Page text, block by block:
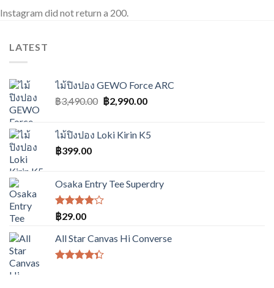
Instagram did not return a 200.
LATEST
ไม้ปิงปอง GEWO Force ARC
฿3,490.00 Original
฿3,490.00.
฿2,990.00Current
฿2,990.00.
ไม้ปิงปอง Loki Kirin K5
฿399.00
Osaka Entry Tee Superdry
ให้
คะแนน
4.00
ตั้งแต่ 1-
5
฿29.00
All Star Canvas Hi Converse